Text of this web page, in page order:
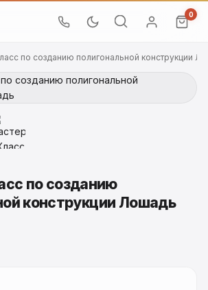
0
по созданию полигональной конструкции
по созданию
конструкции Лошадь